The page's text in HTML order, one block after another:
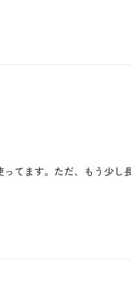
てます。ただ、もう少し